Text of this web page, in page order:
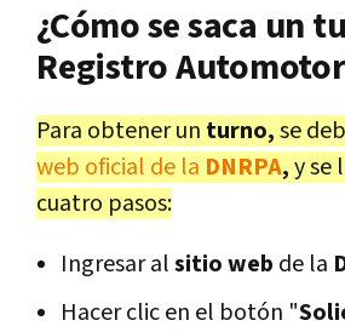
¿Cómo se saca un
Registro
Para obtener un turno,se
web oficial de la DNRPA,y se
cuatro pasos:
Ingresar alsitio web de la
Hacer clic en el botón "